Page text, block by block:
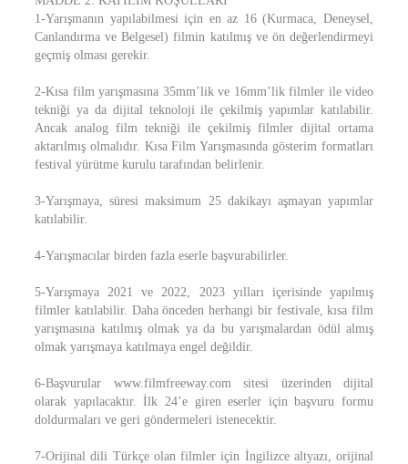
1-Yarışmanın yapılabilmesi için en az 16 (Kurmaca, Deneysel,
Canlandırma ve Belgesel) filmin katılmış ve ön değerlendirmeyi
geçmiş olması gerekir.
2-Kısa film yarışmasına 35mm’lik ve 16mm’lik filmler ile video
tekniği ya da dijital teknoloji ile çekilmiş yapımlar katılabilir.
Ancak analog film tekniği ile çekilmiş filmler dijital ortama
aktarılmış olmalıdır. Kısa Film Yarışmasında gösterim formatları
festival yürütme kurulu tarafından belirlenir.
3-Yarışmaya, süresi maksimum 25 dakikayı aşmayan yapımlar
katılabilir.
4-Yarışmacılar birden fazla eserle başvurabilirler.
5-Yarışmaya 2021 ve 2022, 2023 yılları içerisinde yapılmış
filmler katılabilir. Daha önceden herhangi bir festivale, kısa film
yarışmasına katılmış olmak ya da bu yarışmalardan ödül almış
olmak yarışmaya katılmaya engel değildir.
6-Başvurular www.filmfreeway.com sitesi üzerinden dijital
olarak yapılacaktır. İlk 24’e giren eserler için başvuru formu
doldurmaları ve geri göndermeleri istenecektir.
7-Orijinal dili Türkçe olan filmler için İngilizce altyazı, orijinal